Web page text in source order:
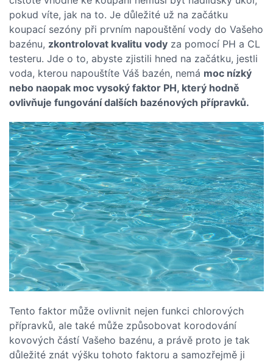
pokud víte, jak na to. Je důležité už na začátku
koupací sezóny při prvním napouštění vody do Vašeho
bazénu, zkontrolovat kvalitu vody za pomocí PH a CL
testeru. Jde o to, abyste zjistili hned na začátku, jestli
voda, kterou napouštíte Váš bazén, nemá moc nízký
nebo naopak moc vysoký faktor PH, který hodně
ovlivňuje fungování dalších bazénových přípravků.
Tento faktor může ovlivnit nejen funkci chlorových
přípravků, ale také může způsobovat korodování
kovových částí Vašeho bazénu, a právě proto je tak
důležité znát výšku tohoto faktoru a samozřejmě ji